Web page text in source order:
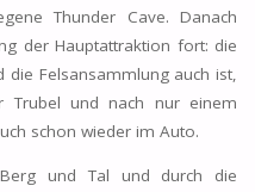
Thunder Cave. Danach
der Hauptattraktion fort: die
die Felsansammlung auch ist,
Trubel und nach nur einem
schon wieder im Auto.
und Tal und durch die